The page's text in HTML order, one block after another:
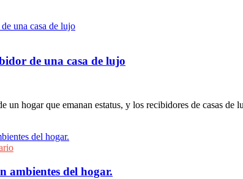
de una casa de lujo
un hogar que emanan estatus, y los recibidores de casas
ambientes del hogar.